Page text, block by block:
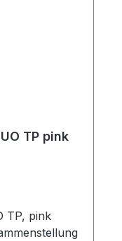
TP pink
TP, pink